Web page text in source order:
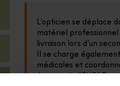
L’opticien se déplace
matériel professionnel
livraison lors d’un
Il se charge
médicales et